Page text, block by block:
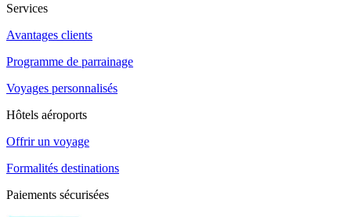
Services
Avantages clients
Programme de parrainage
Voyages personnalisés
Hôtels aéroports
Offrir un voyage
Formalités destinations
Paiements sécurisées